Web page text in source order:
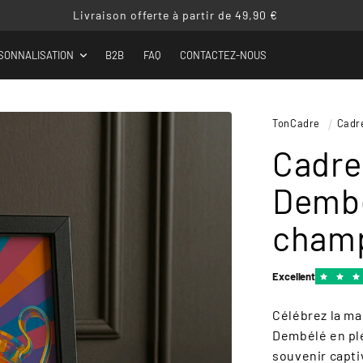
Livraison offerte à partir de 49,90 €
B2B FAQ CONTACTEZ-NOUS
TonCadre
Excellent
Célébrez la
Dembélé en
souvenir